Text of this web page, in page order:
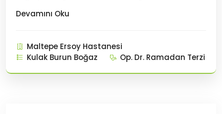
bulunmaktadır. Kulak zarının iç tarafında zara
tutunan çeki&cc
Devamını Oku
Maltepe Ersoy Hastanesi
Kulak Burun Boğaz
Op. Dr. Ramadan Terzi